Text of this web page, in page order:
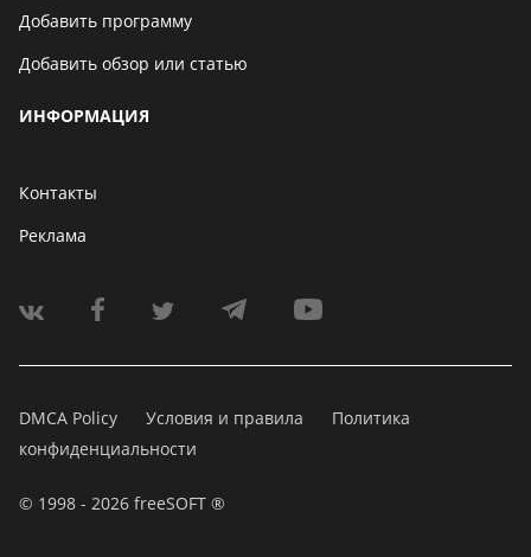
Добавить программу
Добавить обзор или статью
ИНФОРМАЦИЯ
Контакты
Реклама
DMCA Policy Условия и правила
Политика
конфиденциальности
© 1998 - 2026 freeSOFT ®